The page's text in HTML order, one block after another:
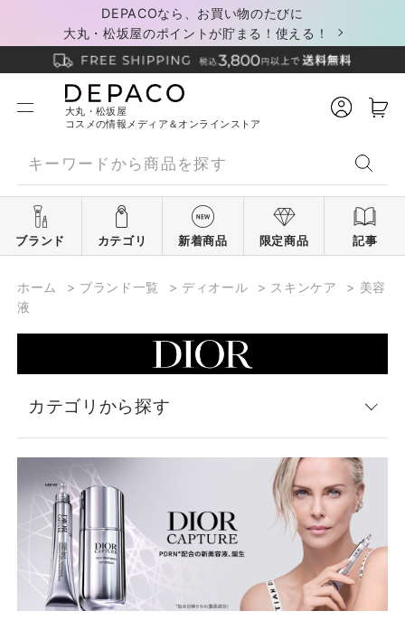
DEPACOなら、お買い物のたびに
大丸・松坂屋のポイントが貯まる！使える！
大丸・松坂屋
コスメの情報メディア＆オンラインストア
ブランド カテゴリ 新着商品 限定商品 記事
ホーム > ブランド一覧 > ディオール > スキンケア > 美容
液
カテゴリから探す